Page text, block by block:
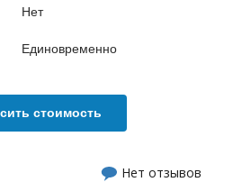
Нет
Единовременно
стоимость
Нет отзывов